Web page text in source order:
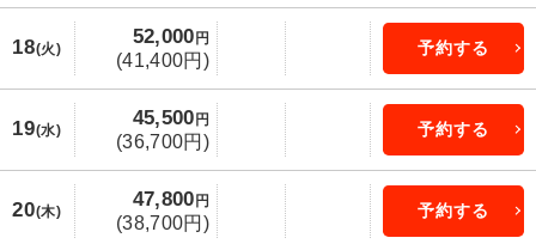
18(火)
52,000 円
(41,400円)
予約する
19(水)
45,500 円
(36,700円)
予約する
20(木)
47,800 円
(38,700円)
予約する